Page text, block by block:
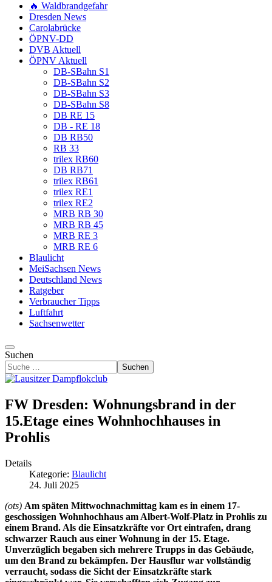
🔥 Waldbrandgefahr
Dresden News
Carolabrücke
ÖPNV-DD
DVB Aktuell
ÖPNV Aktuell
DB-SBahn S1
DB-SBahn S2
DB-SBahn S3
DB-SBahn S8
DB RE 15
DB - RE 18
DB RB50
RB 33
trilex RB60
DB RB71
trilex RB61
trilex RE1
trilex RE2
MRB RB 30
MRB RB 45
MRB RE 3
MRB RE 6
Blaulicht
MeiSachsen News
Deutschland News
Ratgeber
Verbraucher Tipps
Luftfahrt
Sachsenwetter
Suchen
Suchen
FW Dresden: Wohnungsbrand in der
15.Etage eines Wohnhochhauses in
Prohlis
Details
Kategorie: Blaulicht
24. Juli 2025
(ots) Am späten Mittwochnachmittag kam es in einem 17-
geschossigen Wohnhochhaus am Albert-Wolf-Platz in Prohlis zu
einem Brand. Als die Einsatzkräfte vor Ort eintrafen, drang
schwarzer Rauch aus einer Wohnung in der 15. Etage.
Unverzüglich begaben sich mehrere Trupps in das Gebäude,
um den Brand zu bekämpfen. Der Hausflur war vollständig
verraucht, sodass die Sicht der Einsatzkräfte stark